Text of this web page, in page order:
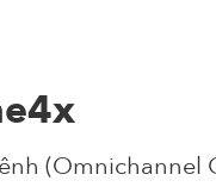
(Omnichannel